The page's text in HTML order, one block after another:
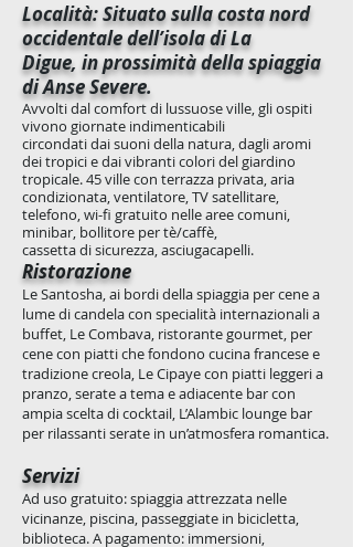
Località: Situato sulla costa nord
occidentale dell’isola di La
Digue, in prossimità della spiaggia
di Anse Severe.
Avvolti dal comfort di lussuose ville, gli ospiti
vivono giornate indimenticabili
circondati dai suoni della natura, dagli aromi
dei tropici e dai vibranti colori del giardino
tropicale. 45 ville con terrazza privata, aria
condizionata, ventilatore, TV satellitare,
telefono, wi-fi gratuito nelle aree comuni,
minibar, bollitore per tè/caffè,
cassetta di sicurezza, asciugacapelli.
Ristorazione
Le Santosha, ai bordi della spiaggia per cene a
lume di candela con specialità internazionali a
buffet, Le Combava, ristorante gourmet, per
cene con piatti che fondono cucina francese e
tradizione creola, Le Cipaye con piatti leggeri a
pranzo, serate a tema e adiacente bar con
ampia scelta di cocktail, L’Alambic lounge bar
per rilassanti serate in un’atmosfera romantica.
Servizi
Ad uso gratuito: spiaggia attrezzata nelle
vicinanze, piscina, passeggiate in bicicletta,
biblioteca. A pagamento: immersioni,